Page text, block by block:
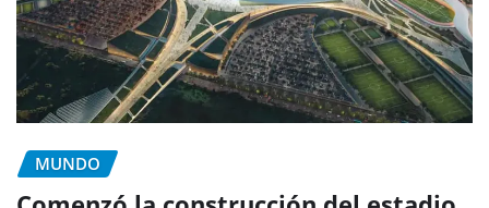
MUNDO